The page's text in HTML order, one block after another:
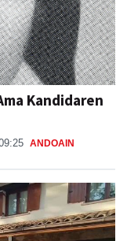
Kandidaren
ANDOAIN